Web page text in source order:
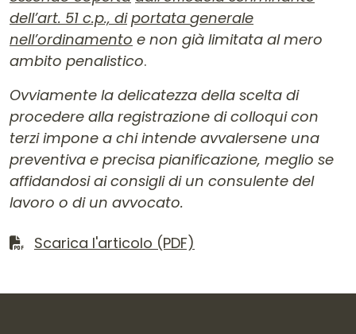
dell’art. 51 c.p., di portata generale
nell’ordinamento e non già limitata al mero
ambito penalistico.
Ovviamente la delicatezza della scelta di
procedere alla registrazione di colloqui con
terzi impone a chi intende avvalersene una
preventiva e precisa pianificazione, meglio se
affidandosi ai consigli di un consulente del
lavoro o di un avvocato.
Scarica il file
Scarica l'articolo (PDF)